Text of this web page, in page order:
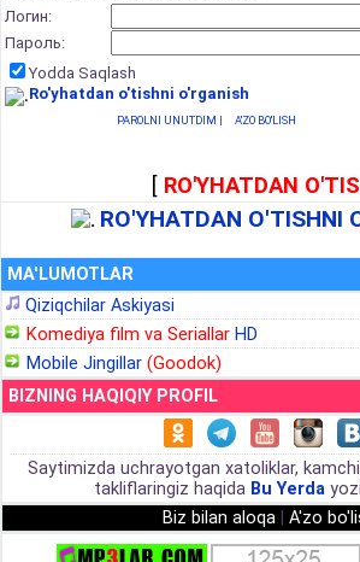
Логин:
Пароль:
Yodda Saqlash
Ro'yhatdan o'tishni o'rganish
PAROLNI UNUTDIM | A'ZO BO'LISH
[ RO'YHATDAN
RO'YHATDAN O'TISHNI
MA'LUMOTLAR
Qiziqchilar Askiyasi
Komediya film va Seriallar HD
Mobile Jingillar (Goodok)
BIZNING HAQIQIY PROFIL
Saytimizda uchrayotgan xatoliklar,
takliflaringiz haqida Bu Yerda
Biz bilan aloqa
A'zo